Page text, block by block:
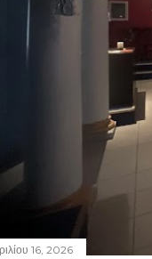
16, 2026